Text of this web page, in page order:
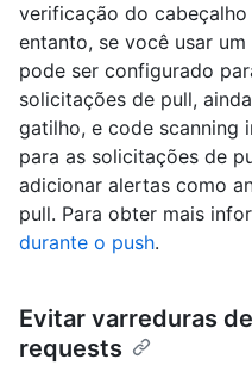
verificação do
entanto, se você usar
pode ser configurado
solicitações de pull,
gatilho, e code scanning
para as solicitações de
adicionar alertas como
pull. Para obter mais
durante o push.
Evitar varreduras
requests